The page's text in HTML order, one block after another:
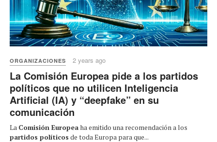
ORGANIZACIONES 2 years ago
La Comisión Europea pide a los partidos
políticos que no utilicen Inteligencia
Artificial (IA) y “deepfake” en su
comunicación
La Comisión Europeaha emitido una recomendación a los
partidos políticos de toda Europa para que...